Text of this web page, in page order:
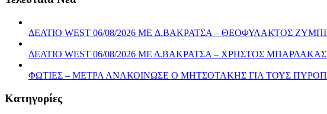
ΔΕΛΤΙΟ WEST 06/08/2026 ME Δ.ΒΑΚΡΑΤΣΑ – ΘΕΟΦΥΛΑΚΤΟΣ
ΔΕΛΤΙΟ WEST 06/08/2026 ΜΕ Δ.ΒΑΚΡΑΤΣΑ – ΧΡΗΣΤΟΣ
ΦΩΤΙΕΣ – ΜΕΤΡΑ ΑΝΑΚΟΙΝΩΣΕ Ο ΜΗΤΣΟΤΑΚΗΣ ΓΙΑ ΤΟΥΣ
Kατηγορίες